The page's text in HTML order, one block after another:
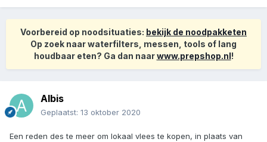
Voorbereid op noodsituaties: bekijk de noodpakketen
Op zoek naar waterfilters, messen, tools of lang
houdbaar eten? Ga dan naarwww.prepshop.nl!
Albis
Geplaatst: 13 oktober 2020
Een reden des te meer om lokaal vlees te kopen, in plaats van